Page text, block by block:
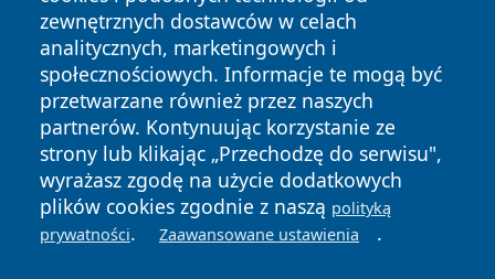
zewnętrznych dostawców w celach
analitycznych, marketingowych i
społecznościowych. Informacje te mogą być
przetwarzane również przez naszych
partnerów. Kontynuując korzystanie ze
strony lub klikając „Przechodzę do serwisu",
wyrażasz zgodę na użycie dodatkowych
plików cookies zgodnie z naszą polityką
prywatności. Zaawansowane ustawienia .
Copyright © 2026 wrotatarnowa.pl Wszystkie prawa
zastrzeżone.
News Autorzy
Polityka
Prywatności
Polityka
Cookies